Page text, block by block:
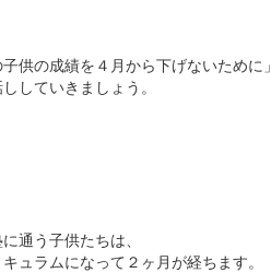
子供の成績を４月から下げないために」
していきましょう。
通う子供たちは、
ュラムになって２ヶ月が経ちます。